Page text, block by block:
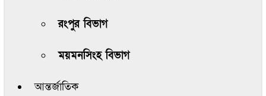
রংপুর বিভাগ
ময়মনসিংহ বিভাগ
আন্তর্জাতিক